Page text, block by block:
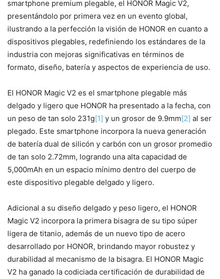
smartphone premium plegable, el HONOR Magic V2,
presentándolo por primera vez en un evento global,
ilustrando a la perfección la visión de HONOR en cuanto a
dispositivos plegables, redefiniendo los estándares de la
industria con mejoras significativas en términos de
formato, diseño, batería y aspectos de experiencia de uso.
El HONOR Magic V2 es el smartphone plegable más
delgado y ligero que HONOR ha presentado a la fecha, con
un peso de tan solo 231g[1] y un grosor de 9.9mm[2] al ser
plegado. Este smartphone incorpora la nueva generación
de batería dual de silicón y carbón con un grosor promedio
de tan solo 2.72mm, logrando una alta capacidad de
5,000mAh en un espacio mínimo dentro del cuerpo de
este dispositivo plegable delgado y ligero.
Adicional a su diseño delgado y peso ligero, el HONOR
Magic V2 incorpora la primera bisagra de su tipo súper
ligera de titanio, además de un nuevo tipo de acero
desarrollado por HONOR, brindando mayor robustez y
durabilidad al mecanismo de la bisagra. El HONOR Magic
V2 ha ganado la codiciada certificación de durabilidad de